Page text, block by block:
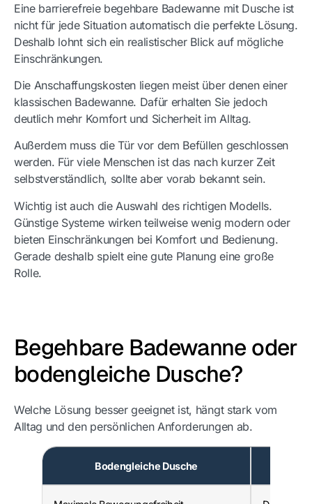
Eine barrierefreie begehbare Badewanne mit Dusche ist
nicht für jede Situation automatisch die perfekte Lösung.
Deshalb lohnt sich ein realistischer Blick auf mögliche
Einschränkungen.
Die Anschaffungskosten liegen meist über denen einer
klassischen Badewanne. Dafür erhalten Sie jedoch
deutlich mehr Komfort und Sicherheit im Alltag.
Außerdem muss die Tür vor dem Befüllen geschlossen
werden. Für viele Menschen ist das nach kurzer Zeit
selbstverständlich, sollte aber vorab bekannt sein.
Wichtig ist auch die Auswahl des richtigen Modells.
Günstige Systeme wirken teilweise wenig modern oder
bieten Einschränkungen bei Komfort und Bedienung.
Gerade deshalb spielt eine gute Planung eine große
Rolle.
Begehbare Badewanne oder
bodengleiche Dusche?
Welche Lösung besser geeignet ist, hängt stark vom
Alltag und den persönlichen Anforderungen ab.
Bodengleiche Dusche